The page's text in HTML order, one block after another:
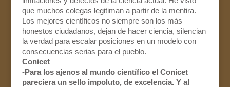
que muchos colegas legitiman a partir de la mentira.
Los mejores científicos no siempre son los más
honestos ciudadanos, dejan de hacer ciencia, silencian
la verdad para escalar posiciones en un modelo con
consecuencias serias para el pueblo.
Conicet
-Para los ajenos al mundo científico el Conicet
pareciera un sello impoluto, de excelencia. Y al